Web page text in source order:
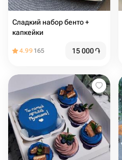
Сладкий набор бенто +
капкейки
4.99 165 15 000֏